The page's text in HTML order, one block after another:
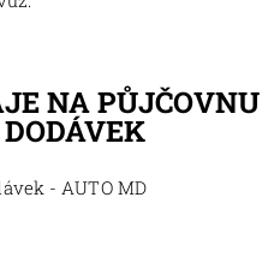
NA PŮJČOVNU
- AUTO MD